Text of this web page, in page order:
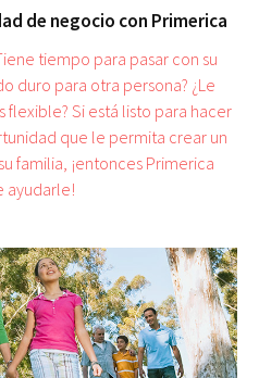
de negocio con Primerica
tiempo para pasar con su
duro para otra persona? ¿Le
flexible? Si está listo para hacer
que le permita crear un
familia, ¡entonces Primerica
ayudarle!